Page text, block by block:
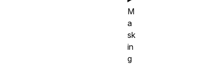
M
a
sk
in
g